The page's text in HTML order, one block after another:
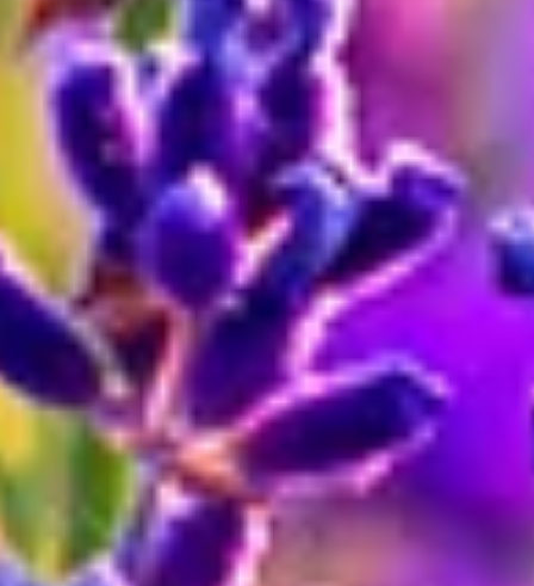
Lavendelhonig
Heilkraut gegen Schlaflosigkeit
Ätherische Öle in der Aromatherapie
Lavendel hat in der Geschichte lange eine große Rolle gespielt und
unter anderem als Aroma, Gewürz, Heilpflanze und
Desinfektionsmittel gedient. Dementsprechend ist auch seine
Bedeutung sehr vielfältig. Sie reicht von „Zärtlichkeit und
Romantik“ bis hin zu expliziter Erotik.
Nur noch ein Schritt
Die Artikel in deinem Warenkorb warten auf deine Bestellung.
Zum Warenkorb
WIR BRINGEN DICH ZUMAUFBLÜHEN
Jetzt zum Newsletter anmelden und 15 % Willkommensrabatt
Zum Newsletter anmelden